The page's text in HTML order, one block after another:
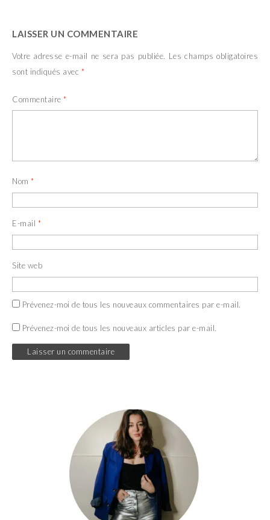
LAISSER UN COMMENTAIRE
Votre adresse e-mail ne sera pas publiée. Les champs obligatoires
sont indiqués avec *
Commentaire *
Nom *
E-mail *
Site web
Prévenez-moi de tous les nouveaux commentaires par e-mail.
Prévenez-moi de tous les nouveaux articles par e-mail.